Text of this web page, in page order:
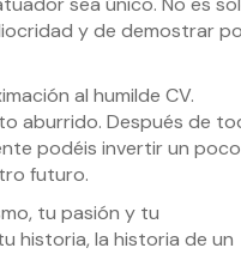
y de demostrar
al humilde CV.
aburrido. Después de
podéis invertir un poco
futuro.
tu pasión y tu
historia, la historia de un